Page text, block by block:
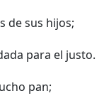
de sus hijos;
para el justo.
pan;